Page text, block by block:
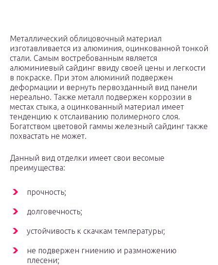
Металлический облицовочный материал
изготавливается из алюминия, оцинкованной тонкой
стали. Самым востребованным является
алюминиевый сайдинг ввиду своей цены и легкости
в покраске. При этом алюминий подвержен
деформации и вернуть первозданный вид панели
нереально. Также металл подвержен коррозии в
местах стыка, а оцинкованный материал имеет
тенденцию к отслаиванию полимерного слоя.
Богатством цветовой гаммы железный сайдинг также
похвастать не может.
Данный вид отделки имеет свои весомые
преимущества:
прочность;
долговечность;
устойчивость к скачкам температуры;
не подвержен гниению и размножению
плесени;